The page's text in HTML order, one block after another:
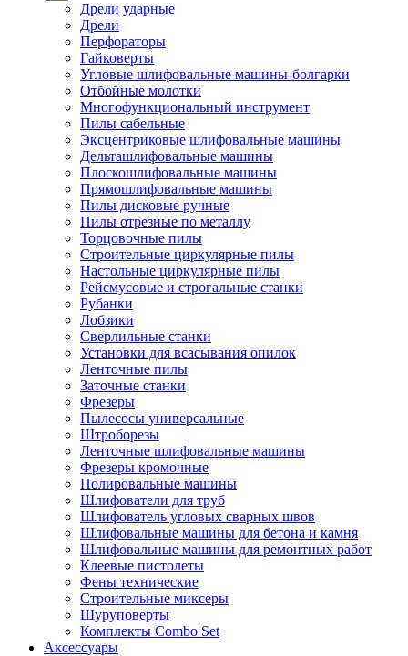
Дрели ударные
Дрели
Перфораторы
Гайковерты
Угловые шлифовальные машины-болгарки
Отбойные молотки
Многофункциональный инструмент
Пилы сабельные
Эксцентриковые шлифовальные машины
Дельташлифовальные машины
Плоскошлифовальные машины
Прямошлифовальные машины
Пилы дисковые ручные
Пилы отрезные по металлу
Торцовочные пилы
Строительные циркулярные пилы
Настольные циркулярные пилы
Рейсмусовые и строгальные станки
Рубанки
Лобзики
Сверлильные станки
Установки для всасывания опилок
Ленточные пилы
Заточные станки
Фрезеры
Пылесосы универсальные
Штроборезы
Ленточные шлифовальные машины
Фрезеры кромочные
Полировальные машины
Шлифователи для труб
Шлифователь угловых сварных швов
Шлифовальные машины для бетона и камня
Шлифовальные машины для ремонтных работ
Клеевые пистолеты
Фены технические
Строительные миксеры
Шуруповерты
Комплекты Combo Set
Аксессуары